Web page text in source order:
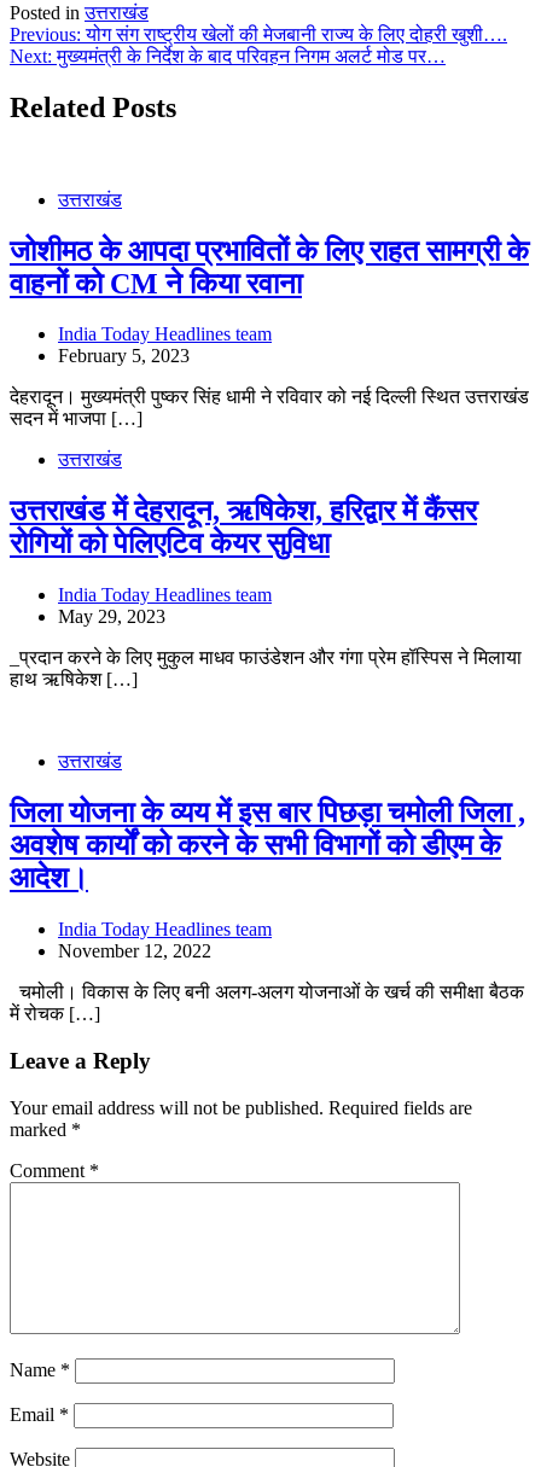
Posted inउत्तराखंड
Post
navigation
Previous: योग संग राष्ट्रीय खेलों की मेजबानी राज्य के लिए दोहरी खुशी….
Next: मुख्यमंत्री के निर्देश के बाद परिवहन निगम अलर्ट मोड पर…
Related Posts
उत्तराखंड
जोशीमठ के आपदा प्रभावितों के लिए राहत सामग्री के
वाहनों को CM ने किया रवाना
India Today Headlines team
February 5, 2023
देहरादून। मुख्यमंत्री पुष्कर सिंह धामी ने रविवार को नई दिल्ली स्थित उत्तराखंड
सदन में भाजपा […]
उत्तराखंड
उत्तराखंड में देहरादून, ऋषिकेश, हरिद्वार में कैंसर
रोगियों को पेलिएटिव केयर सुविधा
India Today Headlines team
May 29, 2023
_प्रदान करने के लिए मुकुल माधव फाउंडेशन और गंगा प्रेम हॉस्पिस ने मिलाया
हाथ ऋषिकेश […]
उत्तराखंड
जिला योजना के व्यय में इस बार पिछड़ा चमोली जिला ,
अवशेष कार्यों को करने के सभी विभागों को डीएम के
आदेश।
India Today Headlines team
November 12, 2022
चमोली। विकास के लिए बनी अलग-अलग योजनाओं के खर्च की समीक्षा बैठक
में रोचक […]
Leave a Reply
Your email address will not be published. Required fields are
marked *
Comment *
Name *
Email *
Website